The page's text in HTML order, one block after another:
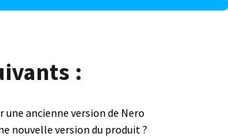
:
ancienne version de Nero
nouvelle version du produit ?